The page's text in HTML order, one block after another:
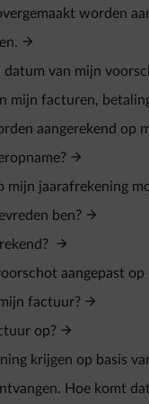
worden
van mijn
mijn facturen,
aangerekend op
mijn jaarafrekening
ben?
aangepast
factuur?
op?
krijgen op basis
Hoe komt